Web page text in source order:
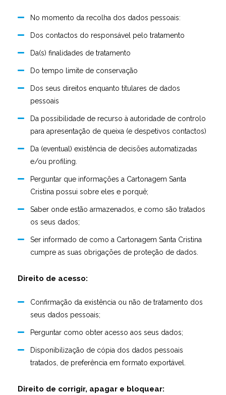
No momento da recolha dos dados pessoais:
Dos contactos do responsável pelo tratamento
Da(s) finalidades de tratamento
Do tempo limite de conservação
Dos seus direitos enquanto titulares de dados
pessoais
Da possibilidade de recurso à autoridade de controlo
para apresentação de queixa (e despetivos contactos)
Da (eventual) existência de decisões automatizadas
e/ou profiling.
Perguntar que informações a Cartonagem Santa
Cristina possui sobre eles e porquê;
Saber onde estão armazenados, e como são tratados
os seus dados;
Ser informado de como a Cartonagem Santa Cristina
cumpre as suas obrigações de proteção de dados.
Direito de acesso:
Confirmação da existência ou não de tratamento dos
seus dados pessoais;
Perguntar como obter acesso aos seus dados;
Disponibilização de cópia dos dados pessoais
tratados, de preferência em formato exportável.
Direito de corrigir, apagar e bloquear: